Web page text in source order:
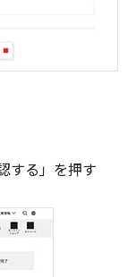
する」を押す